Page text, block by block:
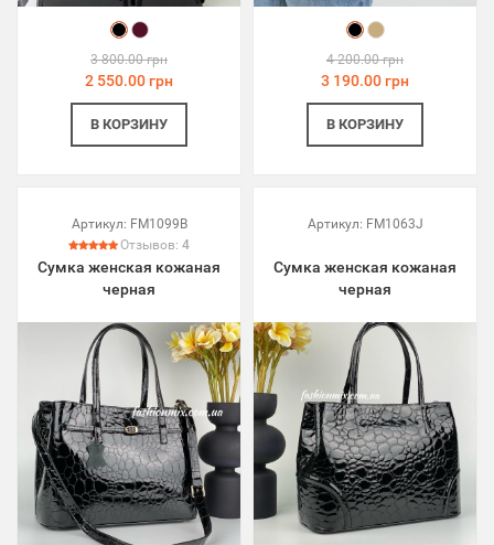
3 800.00 грн
2 550.00 грн
В КОРЗИНУ
4 200.00 грн
3 190.00 грн
В КОРЗИНУ
Артикул: FM1099B
Отзывов: 4
Сумка женская кожаная
черная
Артикул: FM1063J
Сумка женская кожаная
черная